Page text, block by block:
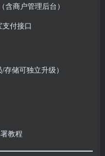
商户管理后台）
付接口
储可独立升级）
教程